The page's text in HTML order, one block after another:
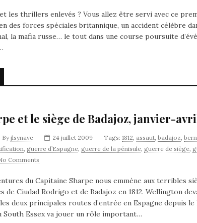
les thrillers enlevés ? Vous allez être servi avec ce
des forces spéciales britannique, un accident célèbre
la mafia russe… le tout dans une course poursuite
et le siège de Badajoz, janvier-
By jlsynave 24 juillet 2009 Tags: 1812, assaut, badajoz,
, guerre d’Espagne, guerre de la pénisule, guerre de siège,
Comments
du Capitaine Sharpe nous emmène aux terribles
de Ciudad Rodrigo et de Badajoz en 1812. Wellington
deux principales routes d’entrée en Espagne depuis
South Essex va jouer un rôle important…